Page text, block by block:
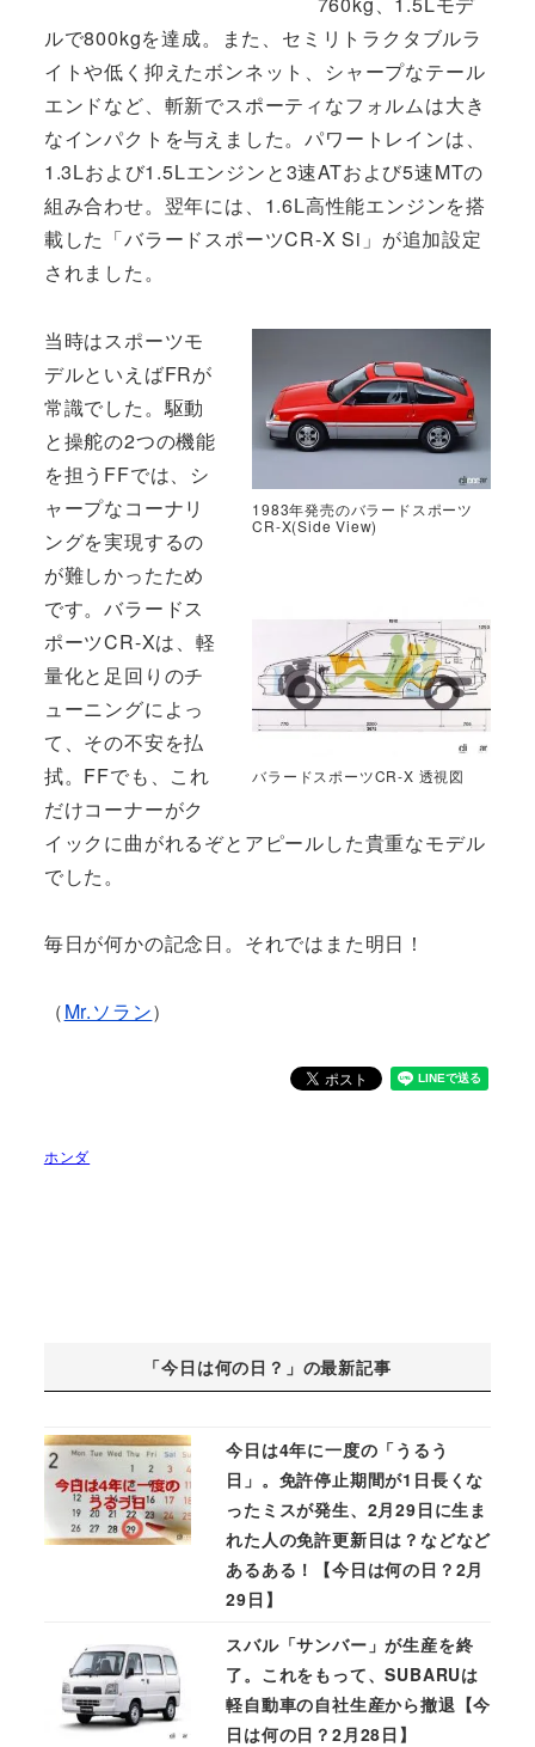
ルで800kgを達成。また、セミリトラクタブルラ
イトや低く抑えたボンネット、シャープなテール
エンドなど、斬新でスポーティなフォルムは大き
なインパクトを与えました。パワートレインは、
1.3Lおよび1.5Lエンジンと3速ATおよび5速MTの
組み合わせ。翌年には、1.6L高性能エンジンを搭
載した「バラードスポーツCR-X Si」が追加設定
されました。
1983年発売のバラードスポーツ
CR-X(Side View)
バラードスポーツCR-X 透視図
当時はスポーツモ
デルといえばFRが
常識でした。駆動
と操舵の2つの機能
を担うFFでは、シ
ャープなコーナリ
ングを実現するの
が難しかったため
です。バラードス
ポーツCR-Xは、軽
量化と足回りのチ
ューニングによっ
て、その不安を払
拭。FFでも、これ
だけコーナーがク
イックに曲がれるぞとアピールした貴重なモデル
でした。
毎日が何かの記念日。それではまた明日！
（Mr.ソラン）
ホンダ
「今日は何の日？」の最新記事
今日は4年に一度の「うるう
日」。免許停止期間が1日長くな
ったミスが発生、2月29日に生ま
れた人の免許更新日は？などなど
あるある！【今日は何の日？2月
29日】
スバル「サンバー」が生産を終
了。これをもって、SUBARUは
軽自動車の自社生産から撤退【今
日は何の日？2月28日】